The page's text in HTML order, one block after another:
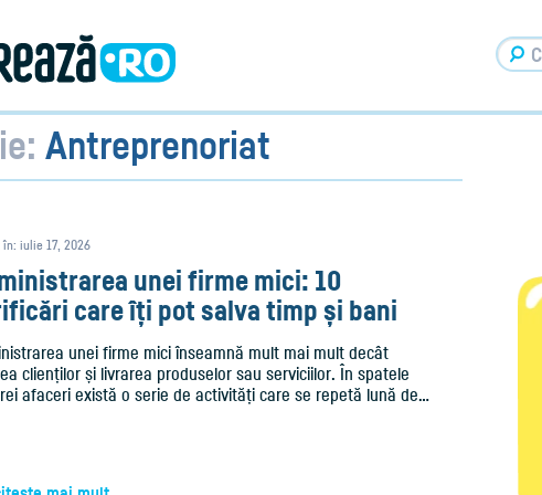
Antreprenoriat
în: iulie 17, 2026
unei firme mici: 10
care îți pot salva timp și bani
unei firme mici înseamnă mult mai mult decât
clienților și livrarea produselor sau serviciilor. În spatele
afaceri există o serie de activități care se repetă lună de…